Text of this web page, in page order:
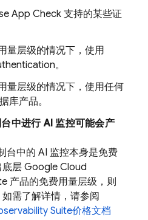
App Check支持的某些证
量层级的情况下，使用
。
量层级的情况下，使用任何
库产品。
中进行 AI 监控可能会产
台中的 AI 监控本身是免费
底层 Google Cloud
产品的免费用量层级，则
需了解详情，请参阅
Suite价格文档